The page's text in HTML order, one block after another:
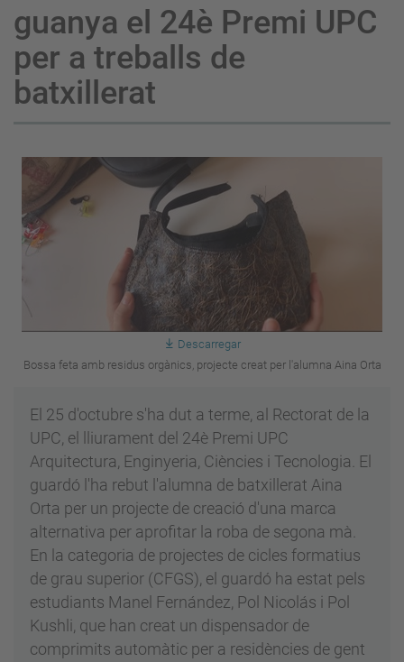
guanya el 24è Premi UPC
per a treballs de
batxillerat
Descarregar
Bossa feta amb residus orgànics, projecte creat per l'alumna Aina Orta
El 25 d'octubre s'ha dut a terme, al Rectorat de la
UPC, el lliurament del 24è Premi UPC
Arquitectura, Enginyeria, Ciències i Tecnologia. El
guardó l'ha rebut l'alumna de batxillerat Aina
Orta per un projecte de creació d'una marca
alternativa per aprofitar la roba de segona mà.
En la categoria de projectes de cicles formatius
de grau superior (CFGS), el guardó ha estat pels
estudiants Manel Fernández, Pol Nicolás i Pol
Kushli, que han creat un dispensador de
comprimits automàtic per a residències de gent